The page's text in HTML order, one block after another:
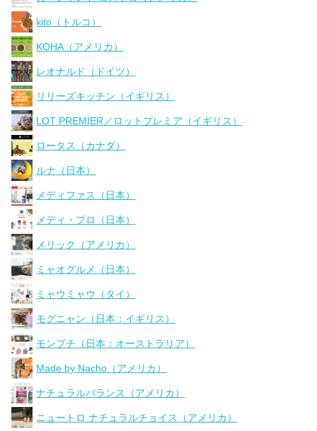
kito（トルコ）
KOHA（アメリカ）
レオナルド（ドイツ）
リリーズキッチン（イギリス）
LOT PREMIER／ロットプレミア（イギリス）
ロータス（カナダ）
ルナ（日本）
メディファス（日本）
メディ・プロ（日本）
メリック（アメリカ）
ミャオグルメ（日本）
ミャウミャウ（タイ）
モグニャン（日本：イギリス）
モンプチ（日本：オーストラリア）
Made by Nacho（アメリカ）
ナチュラルバランス（アメリカ）
ニュートロ ナチュラルチョイス（アメリカ）